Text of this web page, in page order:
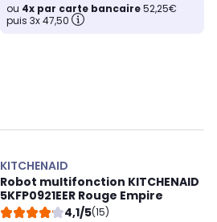
ou 4x par carte bancaire52,25€
puis 3x 47,50
KITCHENAID
Robot multifonction KITCHENAID
5KFP0921EER Rouge Empire
4,1/5(15)